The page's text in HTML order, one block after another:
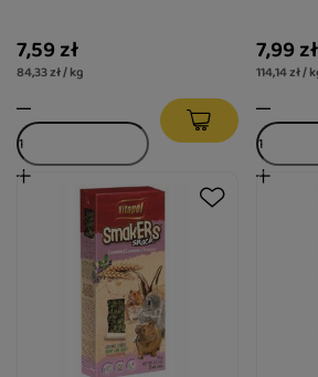
7,59 zł
84,33 zł / kg
7,99 zł
114,14 zł /